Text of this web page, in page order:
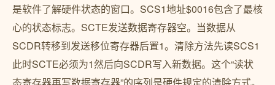
是软件了解硬件状态的窗口。SCS1地址$0016包含了最核
心的状态标志。SCTE发送数据寄存器空。当数据从
SCDR转移到发送移位寄存器后置1。清除方法先读SCS1
此时SCTE必须为1然后向SCDR写入新数据。这个“读状